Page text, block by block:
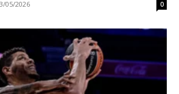
05/2026 0